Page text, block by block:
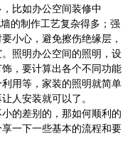
比如办公空间装修中
的制作工艺复杂得多；强
小心，避免擦伤绝缘层，
照明办公空间的照明，设
，要计算出各个不同功能
用等，家装的照明就简单
人安装就可以了。
的差别的，那如何顺利的
一下一些基本的流程和要